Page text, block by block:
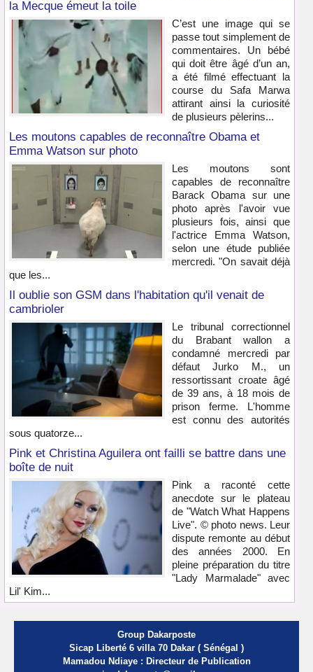
la Mecque émeut la toile
C’est une image qui se
passe tout simplement de
commentaires. Un bébé
qui doit être âgé d’un an,
a été filmé effectuant la
course du Safa Marwa
attirant ainsi la curiosité
de plusieurs pèlerins...
Les moutons capables de reconnaître Obama et
Emma Watson sur photo
Les moutons sont
capables de reconnaître
Barack Obama sur une
photo après l'avoir vue
plusieurs fois, ainsi que
l'actrice Emma Watson,
selon une étude publiée
mercredi. "On savait déjà
que les...
Il oublie son GSM dans l'habitation qu'il venait de
cambrioler
Le tribunal correctionnel
du Brabant wallon a
condamné mercredi par
défaut Jurko M., un
ressortissant croate âgé
de 39 ans, à 18 mois de
prison ferme. L'homme
est connu des autorités
sous quatorze...
Pink et Christina Aguilera ont failli se battre dans une
boîte de nuit
Pink a raconté cette
anecdote sur le plateau
de "Watch What Happens
Live". © photo news. Leur
dispute remonte au début
des années 2000. En
pleine préparation du titre
"Lady Marmalade" avec
Lil' Kim...
Group Dakarposte
Sicap Liberté 6 villa 70 Dakar ( Sénégal )
Mamadou Ndiaye : Directeur de Publication